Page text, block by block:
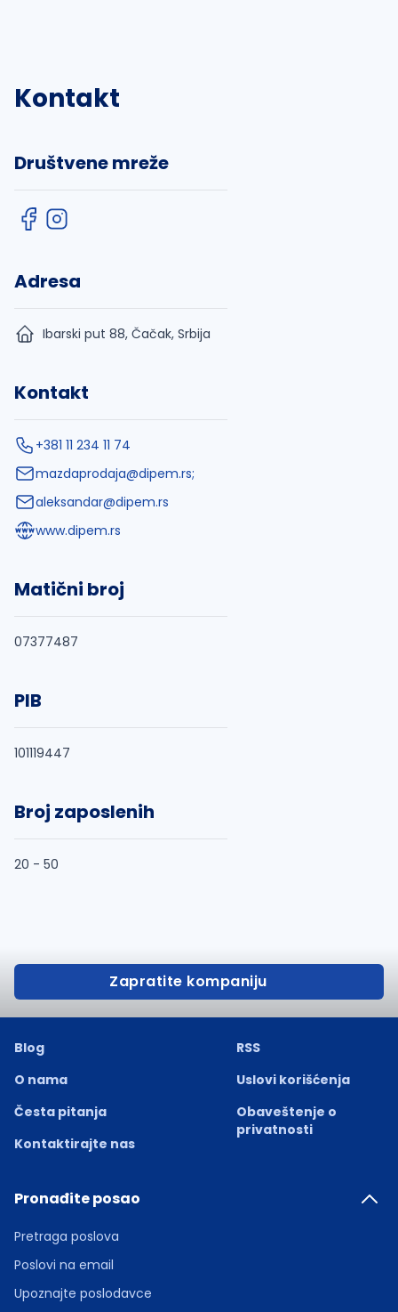
Kontakt
Društvene mreže
Adresa
Ibarski put 88, Čačak, Srbija
Kontakt
+381 11 234 11 74
mazdaprodaja@dipem.rs;
aleksandar@dipem.rs
www.dipem.rs
Matični broj
07377487
PIB
101119447
Broj zaposlenih
20 - 50
Zapratite kompaniju
Blog
O nama
Česta pitanja
Kontaktirajte nas
RSS
Uslovi korišćenja
Obaveštenje o
privatnosti
Pronađite posao
Pretraga poslova
Poslovi na email
Upoznajte poslodavce